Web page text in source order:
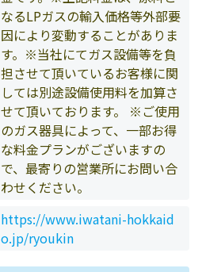
なるLPガスの輸入価格等外部要
因により変動することがありま
す。※当社にてガス設備等を負
担させて頂いているお客様に関
しては別途設備使用料を加算さ
せて頂いております。 ※ご使用
のガス器具によって、一部お得
な料金プランがございますの
で、最寄りの営業所にお問い合
わせください。
https://www.iwatani-hokkaid
o.jp/ryoukin